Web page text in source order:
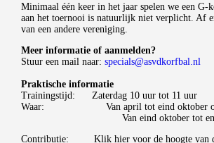
Minimaal één keer in het jaar spelen we een
aan het toernooi is natuurlijk niet verplicht. Af
van een andere vereniging.
Meer informatie of aanmelden?
Stuur een mail naar: specials@asvdkorfbal.nl
Praktische informatie
Trainingstijd: Zaterdag 10 uur tot 11 uur
Waar: Van april tot eind oktober op
Van eind oktober tot en met
Contributie: Klik hier voor de hoogte van